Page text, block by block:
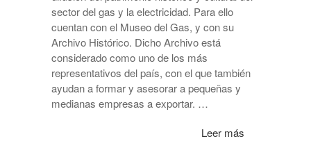
sector del gas y la electricidad. Para ello
cuentan con el Museo del Gas, y con su
Archivo Histórico. Dicho Archivo está
considerado como uno de los más
representativos del país, con el que también
ayudan a formar y asesorar a pequeñas y
medianas empresas a exportar. …
Leer más